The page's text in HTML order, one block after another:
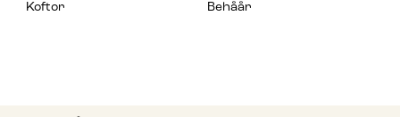
Koftor
Behåår